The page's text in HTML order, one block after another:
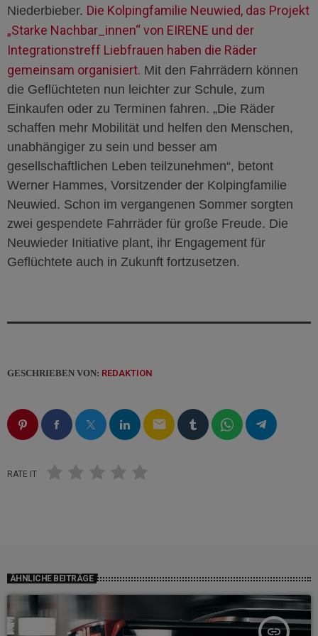
Niederbieber. Die Kolpingfamilie Neuwied, das Projekt
„Starke Nachbar_innen“ von EIRENE und der
Integrationstreff Liebfrauen haben die Räder
gemeinsam organisiert. Mit den Fahrrädern können
die Geflüchteten nun leichter zur Schule, zum
Einkaufen oder zu Terminen fahren. „Die Räder
schaffen mehr Mobilität und helfen den Menschen,
unabhängiger zu sein und besser am
gesellschaftlichen Leben teilzunehmen“, betont
Werner Hammes, Vorsitzender der Kolpingfamilie
Neuwied. Schon im vergangenen Sommer sorgten
zwei gespendete Fahrräder für große Freude. Die
Neuwieder Initiative plant, ihr Engagement für
Geflüchtete auch in Zukunft fortzusetzen.
GESCHRIEBEN VON: REDAKTION
email
RATE IT
ÄHNLICHE BEITRÄGE
insert_link